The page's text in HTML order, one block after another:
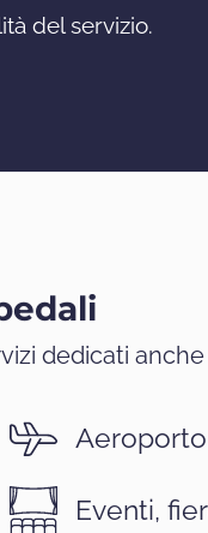
del servizio.
dedicati
Eventi,